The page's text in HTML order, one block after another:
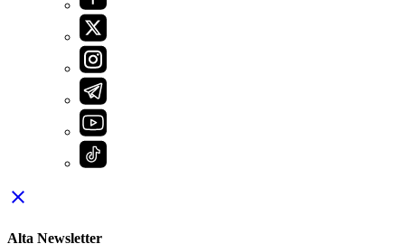
close
Alta Newsletter